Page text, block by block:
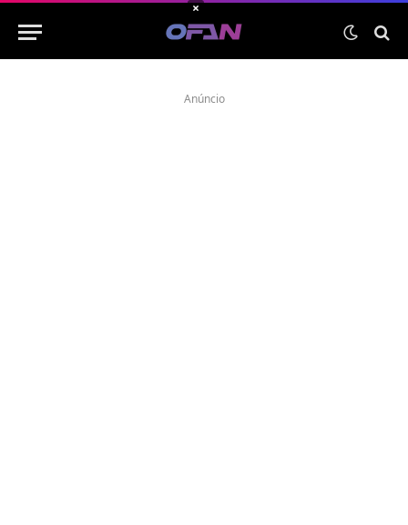
Anúncio
×